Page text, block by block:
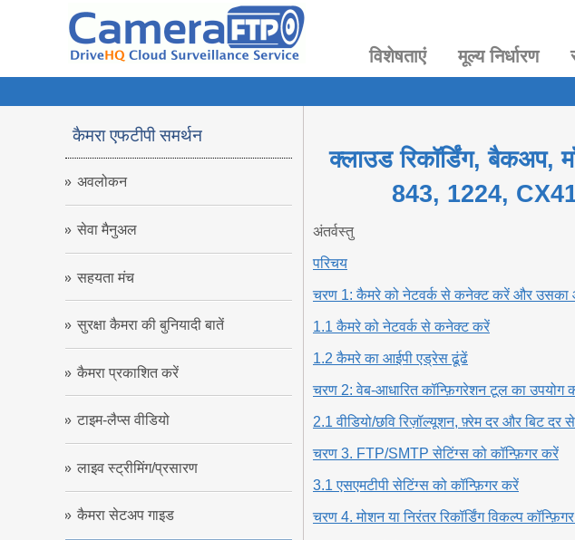
विशेषताएं मूल्य निर्धारण
कैमरा एफटीपी समर्थन
अवलोकन
सेवा मैनुअल
सहयता मंच
सुरक्षा कैमरा की बुनियादी बातें
कैमरा प्रकाशित करें
टाइम-लैप्स वीडियो
लाइव स्ट्रीमिंग/प्रसारण
कैमरा सेटअप गाइड
क्लाउड रिकॉर्डिंग,
843, 1224,
अंतर्वस्तु
परिचय
चरण 1: कैमरे को नेटवर्क से कनेक्ट करें और उसका
1.1 कैमरे को नेटवर्क से कनेक्ट करें
1.2 कैमरे का आईपी एड्रेस ढूंढें
चरण 2: वेब-आधारित कॉन्फ़िगरेशन टूल का उपयोग
2.1 वीडियो/छवि रिज़ॉल्यूशन, फ़्रेम दर और बिट दर
चरण 3. FTP/SMTP सेटिंग्स को कॉन्फ़िगर करें
3.1 एसएमटीपी सेटिंग्स को कॉन्फ़िगर करें
चरण 4. मोशन या निरंतर रिकॉर्डिंग विकल्प